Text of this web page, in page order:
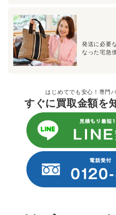
発送に必要
なった宅急
はじめてでも安心！専門
すぐに買取金額を